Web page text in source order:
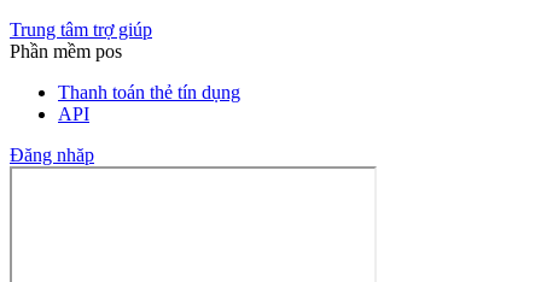
Trung tâm trợ giúp
Phần mềm pos
Thanh toán thẻ tín dụng
API
Đăng nhăp